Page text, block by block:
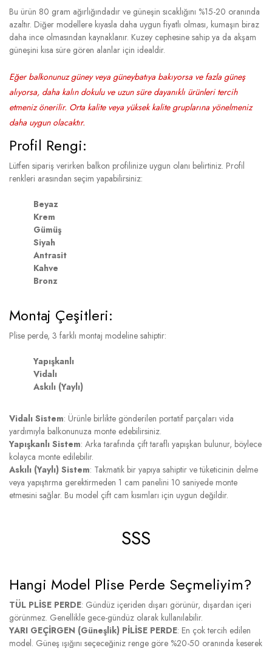
Bu ürün 80 gram ağırlığındadır ve güneşin sıcaklığını %15-20 oranında
azaltır. Diğer modellere kıyasla daha uygun fiyatlı olması, kumaşın biraz
daha ince olmasından kaynaklanır. Kuzey cephesine sahip ya da akşam
güneşini kısa süre gören alanlar için idealdir.
Eğer balkonunuz güney veya güneybatıya bakıyorsa ve fazla güneş
alıyorsa, daha kalın dokulu ve uzun süre dayanıklı ürünleri tercih
etmeniz önerilir. Orta kalite veya yüksek kalite gruplarına yönelmeniz
daha uygun olacaktır.
Profil Rengi:
Lütfen sipariş verirken balkon profilinize uygun olanı belirtiniz. Profil
renkleri arasından seçim yapabilirsiniz:
Beyaz
Krem
Gümüş
Siyah
Antrasit
Kahve
Bronz
Montaj Çeşitleri:
Plise perde, 3 farklı montaj modeline sahiptir:
Yapışkanlı
Vidalı
Askılı (Yaylı)
Vidalı Sistem: Ürünle birlikte gönderilen portatif parçaları vida
yardımıyla balkonunuza monte edebilirsiniz.
Yapışkanlı Sistem: Arka tarafında çift taraflı yapışkan bulunur, böylece
kolayca monte edilebilir.
Askılı (Yaylı) Sistem: Takmatik bir yapıya sahiptir ve tüketicinin delme
veya yapıştırma gerektirmeden 1 cam panelini 10 saniyede monte
etmesini sağlar. Bu model çift cam kısımları için uygun değildir.
SSS
Hangi Model Plise Perde Seçmeliyim?
TÜL PLİSE PERDE: Gündüz içeriden dışarı görünür, dışardan içeri
görünmez. Genellikle gece-gündüz olarak kullanılabilir.
YARI GEÇİRGEN (Güneşlik) PİLİSE PERDE: En çok tercih edilen
model. Güneş ışığını seçeceğiniz renge göre %20-50 oranında keserek